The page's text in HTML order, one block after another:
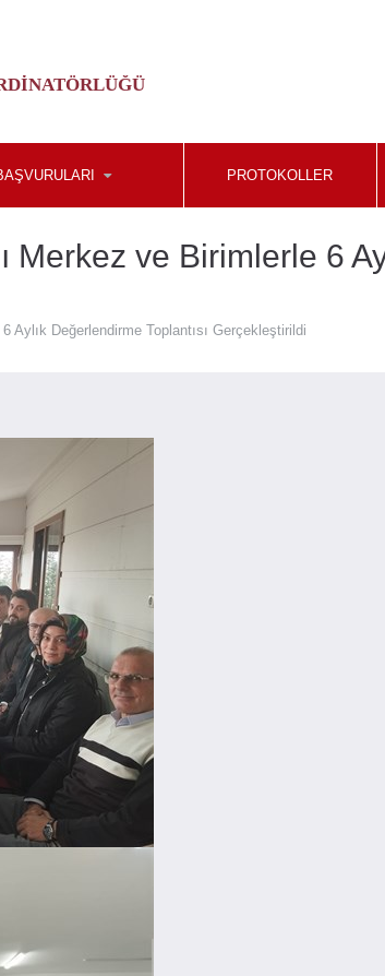
PROTOKOLLER
ve Birimlerle 6
Aylık Değerlendirme Toplantısı Gerçekleştirildi